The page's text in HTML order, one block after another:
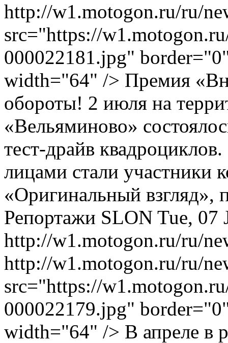
http://w1.motogon.ru/ru/
src="https://
000022181.jpg"
width="64" /> Премия
обороты! 2 июля на
«Вельяминово»
тест-драйв
лицами стали участники
«Оригинальный взгляд»,
Репортажи SLON Tue, 07
http://w1.motogon.ru/ru/
http://w1.motogon.ru/ru/
src="https://
000022179.jpg"
width="64" /> В апреле в